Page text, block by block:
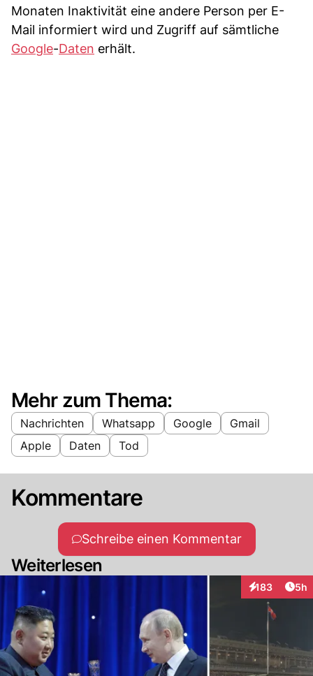
Monaten Inaktivität eine andere Person per E-
Mail informiert wird und Zugriff auf sämtliche
Google-Daten erhält.
Mehr zum Thema:
Nachrichten Whatsapp Google
Gmail
Apple
Daten Tod
Kommentare
Schreibe einen Kommentar
Weiterlesen
183
Interaktionen
5h